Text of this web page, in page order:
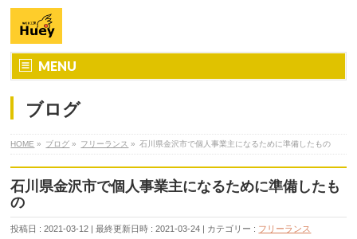
MENU
ブログ
HOME » ブログ » フリーランス » 石川県金沢市で個人事業主になるために準備したもの
石川県金沢市で個人事業主になるために準備したも
の
投稿日 : 2021-03-12 最終更新日時 : 2021-03-24 カテゴリー : フリーランス